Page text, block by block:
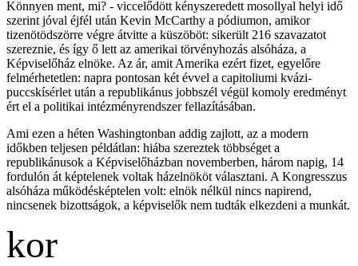
Könnyen ment, mi? - viccelődött kényszeredett mosollyal helyi idő
szerint jóval éjfél után Kevin McCarthy a pódiumon, amikor
tizenötödszörre végre átvitte a küszöböt: sikerült 216 szavazatot
szereznie, és így ő lett az amerikai törvényhozás alsóháza, a
Képviselőház elnöke. Az ár, amit Amerika ezért fizet, egyelőre
felmérhetetlen: napra pontosan két évvel a capitoliumi kvázi-
puccskísérlet után a republikánus jobbszél végül komoly eredményt
ért el a politikai intézményrendszer fellazításában.
Ami ezen a héten Washingtonban addig zajlott, az a modern
időkben teljesen példátlan: hiába szereztek többséget a
republikánusok a Képviselőházban novemberben, három napig, 14
fordulón át képtelenek voltak házelnököt választani. A Kongresszus
alsóháza működésképtelen volt: elnök nélkül nincs napirend,
nincsenek bizottságok, a képviselők nem tudták elkezdeni a munkát.